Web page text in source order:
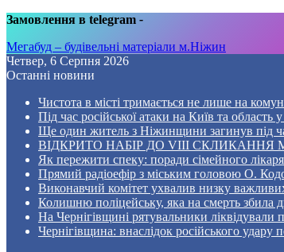
Замовлення в telegram -
Мегабуд – будівельні матеріали м.Ніжин
Четвер, 6 Серпня 2026
Останні новини
Чистота в місті тримається не лише на
Під час російської атаки на Київ та
Ще один житель з Ніжинщини загинув під
ВІДКРИТО НАБІР ДО VIII СКЛИКАННЯ
Як пережити спеку: поради сімейного
Прямий радіоефір з міським головою О.
Виконавчий комітет ухвалив низку
Колишню поліцейську, яка на смерть збила
На Чернігівщині рятувальники
Чернігівщина: внаслідок російського удару